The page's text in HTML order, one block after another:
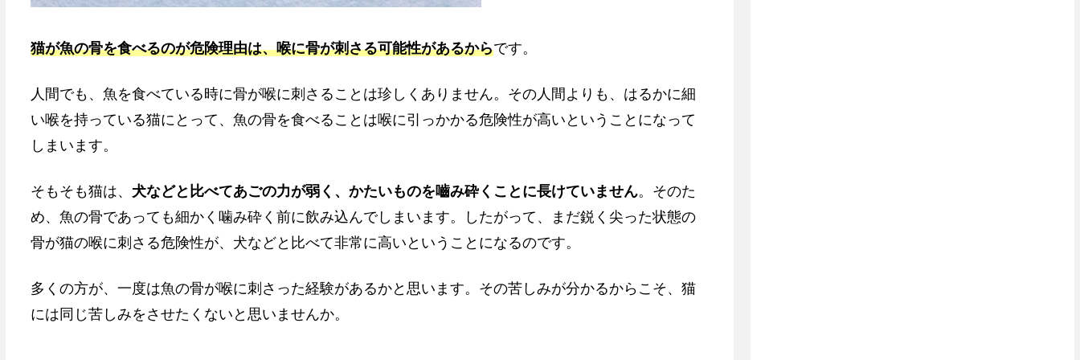
猫が魚の骨を食べるのが危険理由は、喉に骨が刺さる可能性があるからです。
人間でも、魚を食べている時に骨が喉に刺さることは珍しくありません。その人間よりも、はるかに細
い喉を持っている猫にとって、魚の骨を食べることは喉に引っかかる危険性が高いということになって
しまいます。
そもそも猫は、 犬などと比べてあごの力が弱く、かたいものを嚙み砕くことに長けていません。そのた
め、魚の骨であっても細かく噛み砕く前に飲み込んでしまいます。したがって、まだ鋭く尖った状態の
骨が猫の喉に刺さる危険性が、犬などと比べて非常に高いということになるのです。
多くの方が、一度は魚の骨が喉に刺さった経験があるかと思います。その苦しみが分かるからこそ、猫
には同じ苦しみをさせたくないと思いませんか。